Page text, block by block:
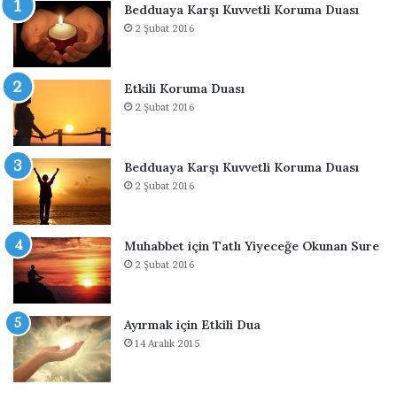
Bedduaya Karşı Kuvvetli Koruma Duası
2 Şubat 2016
Etkili Koruma Duası
2 Şubat 2016
Bedduaya Karşı Kuvvetli Koruma Duası
2 Şubat 2016
Muhabbet için Tatlı Yiyeceğe Okunan Sure
2 Şubat 2016
Ayırmak için Etkili Dua
14 Aralık 2015